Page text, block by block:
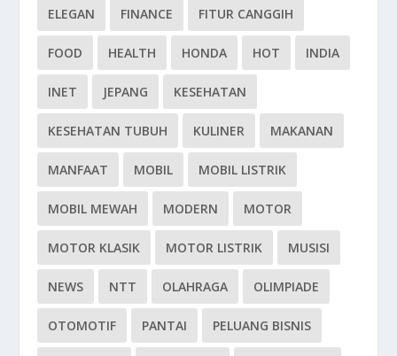
ELEGAN FINANCE FITUR CANGGIH
FOOD HEALTH HONDA HOT INDIA
INET JEPANG KESEHATAN
KESEHATAN TUBUH KULINER MAKANAN
MANFAAT MOBIL MOBIL LISTRIK
MOBIL MEWAH MODERN MOTOR
MOTOR KLASIK MOTOR LISTRIK MUSISI
NEWS NTT OLAHRAGA OLIMPIADE
OTOMOTIF PANTAI PELUANG BISNIS